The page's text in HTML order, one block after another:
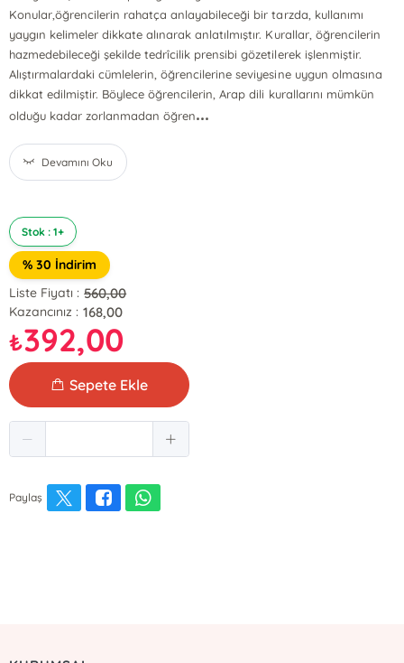
Konular,öğrencilerin rahatça anlayabileceği bir tarzda, kullanımı
yaygın kelimeler dikkate alınarak anlatılmıştır. Kurallar, öğrencilerin
hazmedebileceği şekilde tedrîcilik prensibi gözetilerek işlenmiştir.
Alıştırmalardaki cümlelerin, öğrencilerine seviyesine uygun olmasına
dikkat edilmiştir. Böylece öğrencilerin, Arap dili kurallarını mümkün
olduğu kadar zorlanmadan öğren...
Devamını Oku
Stok : 1+
% 30 İndirim
Liste Fiyatı : 560,00
Kazancınız : 168,00
₺392,00
Sepete Ekle
Paylaş